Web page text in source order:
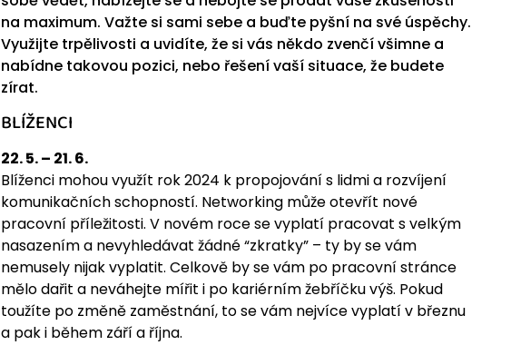
na maximum. Važte si sami sebe a buďte pyšní na své úspěchy.
Využijte trpělivosti a uvidíte, že si vás někdo zvenčí všimne a
nabídne takovou pozici, nebo řešení vaší situace, že budete
zírat.
BLÍŽENCI
22. 5. – 21. 6.
Blíženci mohou využít rok 2024 k propojování s lidmi a rozvíjení
komunikačních schopností. Networking může otevřít nové
pracovní příležitosti. V novém roce se vyplatí pracovat s velkým
nasazením a nevyhledávat žádné “zkratky” – ty by se vám
nemusely nijak vyplatit. Celkově by se vám po pracovní stránce
mělo dařit a neváhejte mířit i po kariérním žebříčku výš. Pokud
toužíte po změně zaměstnání, to se vám nejvíce vyplatí v březnu
a pak i během září a října.